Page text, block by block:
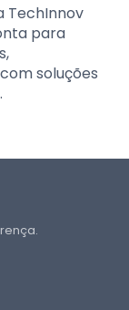
TechInnov
para
soluções